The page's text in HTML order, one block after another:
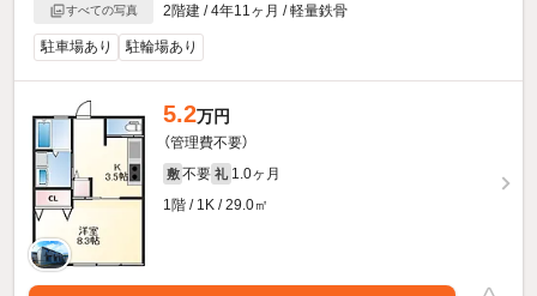
すべての写真
2階建 / 4年11ヶ月 / 軽量鉄骨
駐車場あり 駐輪場あり
5.2万円
（管理費不要）
敷 不要 礼 1.0ヶ月
1階 / 1K / 29.0㎡